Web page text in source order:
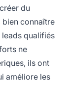
du
bien connaître
qualifiés
ne
ils ont
améliore les